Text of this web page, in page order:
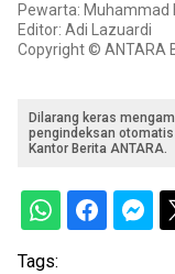
Pewarta: Muhammad
Editor: Adi Lazuardi
Copyright © ANTARA
Dilarang keras
pengindeksan
Kantor Berita ANTARA.
Tags: